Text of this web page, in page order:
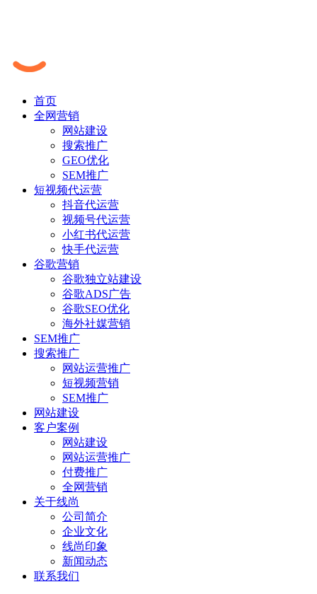
首页
全网营销
网站建设
搜索推广
GEO优化
SEM推广
短视频代运营
抖音代运营
视频号代运营
小红书代运营
快手代运营
谷歌营销
谷歌独立站建设
谷歌ADS广告
谷歌SEO优化
海外社媒营销
SEM推广
搜索推广
网站运营推广
短视频营销
SEM推广
网站建设
客户案例
网站建设
网站运营推广
付费推广
全网营销
关于线尚
公司简介
企业文化
线尚印象
新闻动态
联系我们